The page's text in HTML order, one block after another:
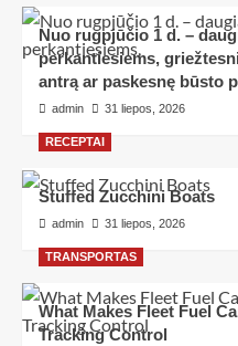
Nuo rugpjūčio 1 d. –
perkantiesiems,
antrą ar paskesnę būsto
admin 31 liepos, 2026
RECEPTAI
Stuffed Zucchini Boats
admin 31 liepos, 2026
TRANSPORTAS
What Makes Fleet Fuel
Tracking Control